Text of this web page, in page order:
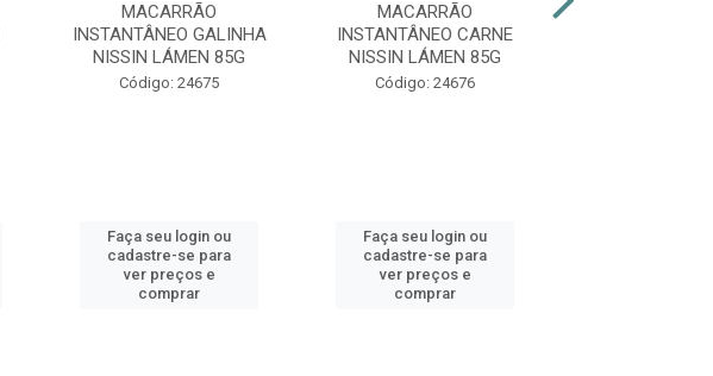
MACARRÃO
INSTANTÂNEO GALINHA
NISSIN LÁMEN 85G
Código: 24675
Faça seu login ou
cadastre-se para
ver preços e
comprar
MACARRÃO
INSTANTÂNEO CARNE
NISSIN LÁMEN 85G
Código: 24676
Faça seu login ou
cadastre-se para
ver preços e
comprar